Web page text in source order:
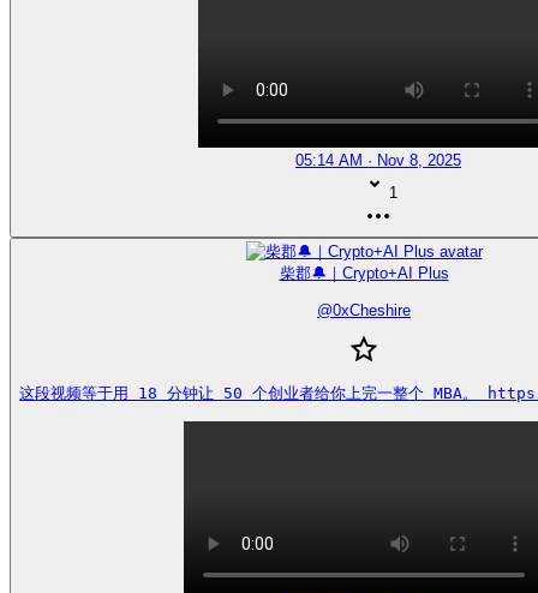
05:14 AM · Nov 8, 2025
1
柴郡🔔｜Crypto+AI Plus
@0xCheshire
这段视频等于用 18 分钟让 50 个创业者给你上完一整个 MBA。